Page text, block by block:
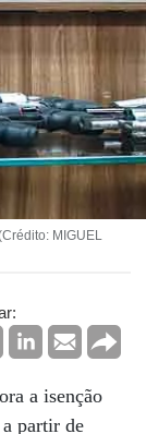
MIGUEL
a isenção
partir de